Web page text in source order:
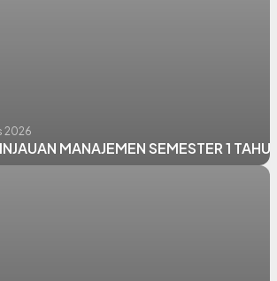
2026
MANAJEMEN SEMESTER 1